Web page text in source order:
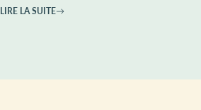
LIRE LA SUITE